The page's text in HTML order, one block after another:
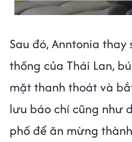
Sau đó, Anntonia
thống của Thái Lan,
mặt thanh thoát và
lưu báo chí cũng như
phố để ăn mừng